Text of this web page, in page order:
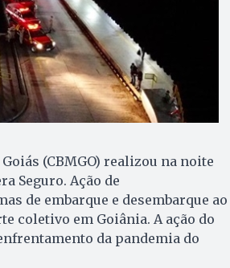
(CBMGO) realizou na noite
Seguro. Ação de
de embarque e desembarque ao
coletivo em Goiânia. A ação do
da pandemia do